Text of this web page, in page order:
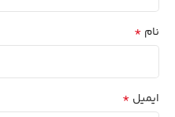
نام *
ایمیل *